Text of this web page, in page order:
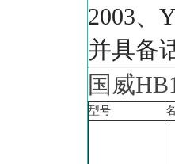
2003、
并具备
国威
型号